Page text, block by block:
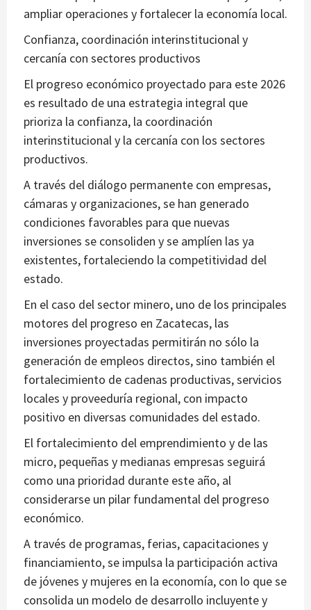
ampliar operaciones y fortalecer la economía local.
Confianza, coordinación interinstitucional y
cercanía con sectores productivos
El progreso económico proyectado para este 2026
es resultado de una estrategia integral que
prioriza la confianza, la coordinación
interinstitucional y la cercanía con los sectores
productivos.
A través del diálogo permanente con empresas,
cámaras y organizaciones, se han generado
condiciones favorables para que nuevas
inversiones se consoliden y se amplíen las ya
existentes, fortaleciendo la competitividad del
estado.
En el caso del sector minero, uno de los principales
motores del progreso en Zacatecas, las
inversiones proyectadas permitirán no sólo la
generación de empleos directos, sino también el
fortalecimiento de cadenas productivas, servicios
locales y proveeduría regional, con impacto
positivo en diversas comunidades del estado.
El fortalecimiento del emprendimiento y de las
micro, pequeñas y medianas empresas seguirá
como una prioridad durante este año, al
considerarse un pilar fundamental del progreso
económico.
A través de programas, ferias, capacitaciones y
financiamiento, se impulsa la participación activa
de jóvenes y mujeres en la economía, con lo que se
consolida un modelo de desarrollo incluyente y